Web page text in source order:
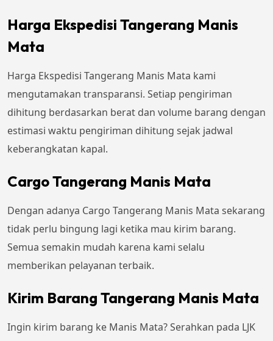
Harga Ekspedisi Tangerang Manis
Mata
Harga Ekspedisi Tangerang Manis Mata kami
mengutamakan transparansi. Setiap pengiriman
dihitung berdasarkan berat dan volume barang dengan
estimasi waktu pengiriman dihitung sejak jadwal
keberangkatan kapal.
Cargo Tangerang Manis Mata
Dengan adanya Cargo Tangerang Manis Mata sekarang
tidak perlu bingung lagi ketika mau kirim barang.
Semua semakin mudah karena kami selalu
memberikan pelayanan terbaik.
Kirim Barang Tangerang Manis Mata
Ingin kirim barang ke Manis Mata? Serahkan pada LJK